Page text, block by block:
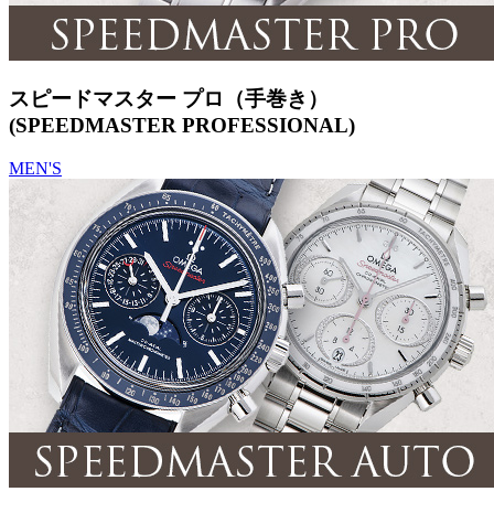
スピードマスター プロ（手巻き）
(SPEEDMASTER PROFESSIONAL)
MEN'S